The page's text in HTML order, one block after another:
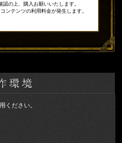
の上、購入お願いいたします。
ンテンツの利用料金が発生します。
ください。